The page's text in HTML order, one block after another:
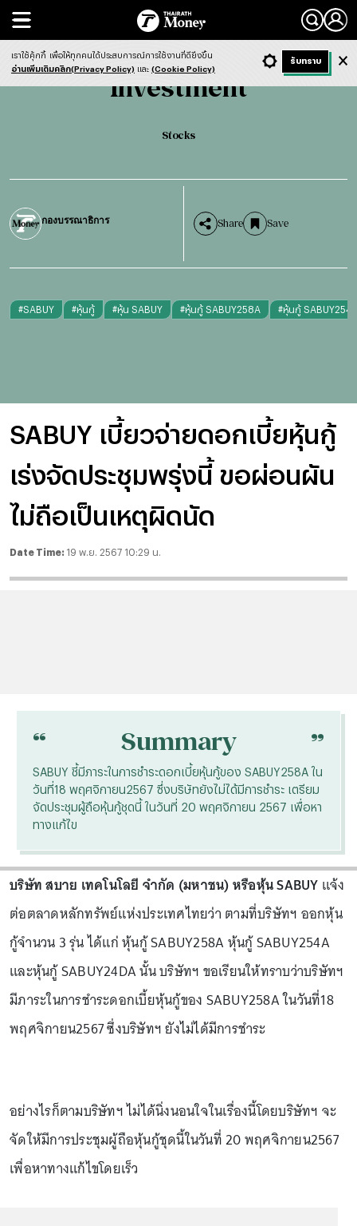
Search
Investment Stocks
Investment
Stocks
กองบรรณาธิการ Share Save
#SABUY #หุ้นกู้ #หุ้น SABUY #หุ้นกู้ SABUY258A #หุ้นกู้
SABUY เบี้ยวจ่ายดอกเบี้ยหุ้นกู้
เร่งจัดประชุมพรุ่งนี้ ขอผ่อนผัน
ไม่ถือเป็นเหตุผิดนัด
Date Time: 19 พ.ย. 2567 10:29 น.
- ก + ก Dark ฟังข่าว
“ Summary “
SABUY ชี้มีภาระในการชำระดอกเบี้ยหุ้นกู้ของ SABUY258A ใน
วันที่18 พฤศจิกายน2567 ซึ่งบริษัทยังไม่ได้มีการชำระ เตรียม
จัดประชุมผู้ถือหุ้นกู้ชุดนี้ ในวันที่ 20 พฤศจิกายน 2567 เพื่อหา
ทางแก้ไข
บริษัท สบาย เทคโนโลยี จำกัด (มหาชน) หรือหุ้น SABUY แจ้ง
ต่อตลาดหลักทรัพย์แห่งประเทศไทยว่า ตามที่บริษัทฯ ออกหุ้น
กู้จำนวน 3 รุ่น ได้แก่ หุ้นกู้ SABUY258A หุ้นกู้ SABUY254A
และหุ้นกู้ SABUY24DA นั้น บริษัทฯ ขอเรียนให้ทราบว่าบริษัทฯ
มีภาระในการชำระดอกเบี้ยหุ้นกู้ของ SABUY258A ในวันที่18
พฤศจิกายน2567 ซึ่งบริษัทฯ ยังไม่ได้มีการชำระ
อย่างไรก็ตามบริษัทฯ ไม่ได้นิ่งนอนใจในเรื่องนี้โดยบริษัทฯ จะ
จัดให้มีการประชุมผู้ถือหุ้นกู้ชุดนี้ในวันที่ 20 พฤศจิกายน2567
เพื่อหาทางแก้ไขโดยเร็ว
เราใช้คุ้กกี้ เพื่อให้ทุกคนได้ประสบการณ์การใช้งานที่ดียิ่งขึ้น
อ่านเพิ่มเติมคลิก(Privacy Policy) และ (Cookie Policy)
รับทราบ